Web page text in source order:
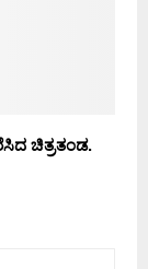
ಚಿತ್ರತಂಡ.